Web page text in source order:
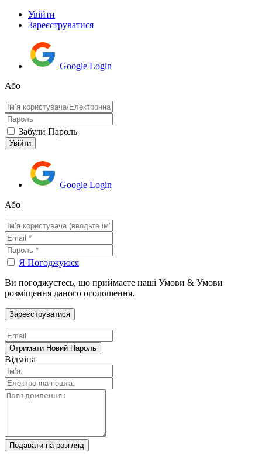
Увійти
Зареєструватися
Google Login
Або
Забули Пароль
Google Login
Або
Я Погоджуюся
Ви погоджуєтесь, що приймаєте наші Умови & Умови
розміщення даного оголошення.
Відміна